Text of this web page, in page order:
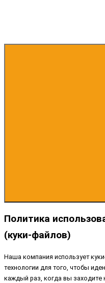
Политика
(куки-файлов)
Наша компания использует
технологии для того, чтобы
каждый раз, когда вы заходите